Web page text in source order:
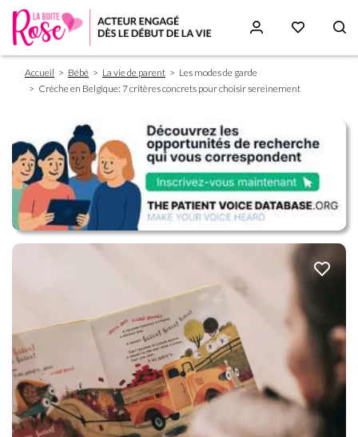
Fil
d'Ariane
Accueil Bébé La vie de parent
Les modes de garde
Crèche en Belgique: 7 critères concrets pour choisir sereinement